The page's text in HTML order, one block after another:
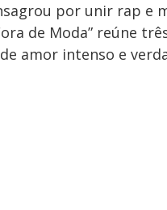
por unir rap e
de Moda” reúne
amor intenso e